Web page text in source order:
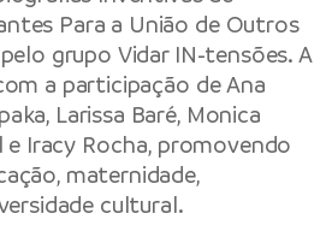
Para a União de Outros
grupo Vidar IN-tensões. A
a participação de Ana
Larissa Baré, Monica
e Iracy Rocha, promovendo
maternidade,
cultural.